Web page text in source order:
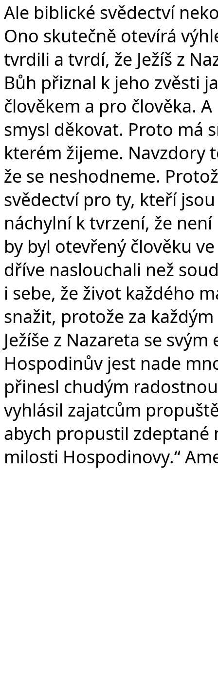
Ale biblické svědectví
Ono skutečně otevírá
tvrdili a tvrdí, že Ježíš z
Bůh přiznal k jeho zvěsti
člověkem a pro člověka.
smysl děkovat. Proto má
kterém žijeme. Navzdory
že se neshodneme.
svědectví pro ty, kteří
náchylní k tvrzení, že
by byl otevřený člověku
dříve naslouchali než
i sebe, že život každého
snažit, protože za
Ježíše z Nazareta se
Hospodinův jest nade
přinesl chudým
vyhlásil zajatcům
abych propustil zdeptané
milosti Hospodinovy.“